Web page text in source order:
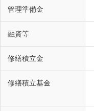
管理準備金
融資等
修繕積立金
修繕積立基金